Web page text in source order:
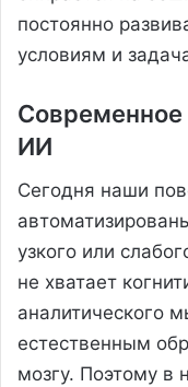
постоянно
условиям и
Современное
ИИ
Сегодня наши
узкого или
не хватает
аналитического
естественным
мозгу. Поэтому в